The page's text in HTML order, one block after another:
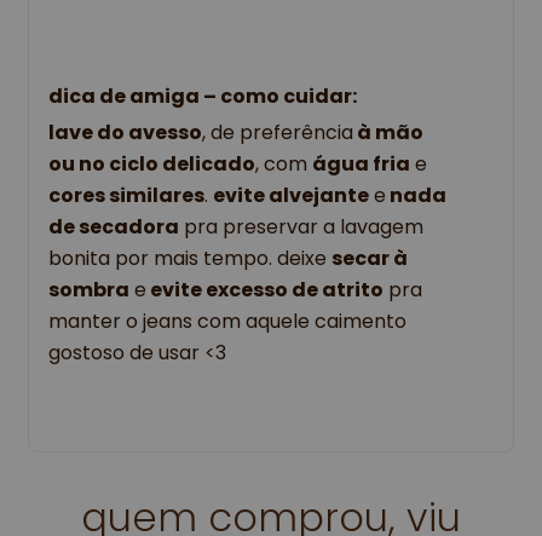
dica de amiga – como cuidar:
lave do avesso, de preferência à mão
ou no ciclo delicado, com água fria
cores similares. evite alvejante e nada
de secadora pra preservar a lavagem
bonita por mais tempo. deixe secar à
sombra e evite excesso de atrito pra
manter o jeans com aquele caimento
gostoso de usar <3
quem comprou, viu